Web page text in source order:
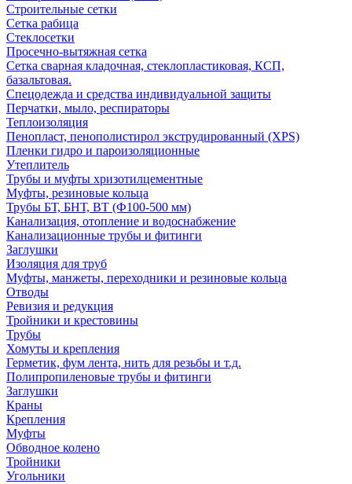
Строительные сетки
Сетка рабица
Стеклосетки
Просечно-вытяжная сетка
Сетка сварная кладочная, стеклопластиковая, КСП,
базальтовая.
Спецодежда и средства индивидуальной защиты
Перчатки, мыло, респираторы
Теплоизоляция
Пенопласт, пенополистирол экструдированный (XPS)
Пленки гидро и пароизоляционные
Утеплитель
Трубы и муфты хризотилцементные
Муфты, резиновые кольца
Трубы БТ, БНТ, ВТ (Ф100-500 мм)
Канализация, отопление и водоснабжение
Канализационные трубы и фитинги
Заглушки
Изоляция для труб
Муфты, манжеты, переходники и резиновые кольца
Отводы
Ревизия и редукция
Тройники и крестовины
Трубы
Хомуты и крепления
Герметик, фум лента, нить для резьбы и т.д.
Полипропиленовые трубы и фитинги
Заглушки
Краны
Крепления
Муфты
Обводное колено
Тройники
Угольники